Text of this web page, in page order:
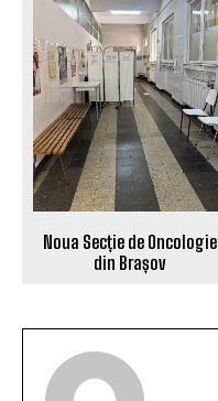
Noua Secție de Oncologie
din Brașov